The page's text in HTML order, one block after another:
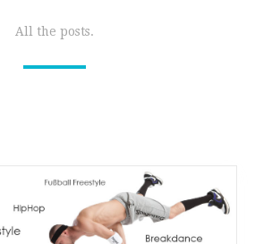
All the posts.